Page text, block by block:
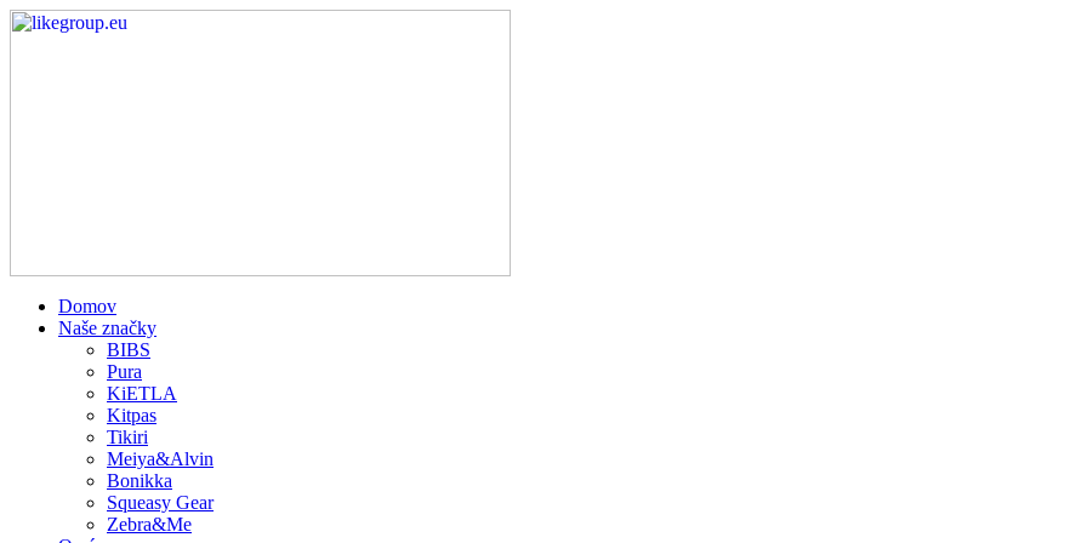
Domov
Naše značky
BIBS
Pura
KiETLA
Kitpas
Tikiri
Meiya&Alvin
Bonikka
Squeasy Gear
Zebra&Me